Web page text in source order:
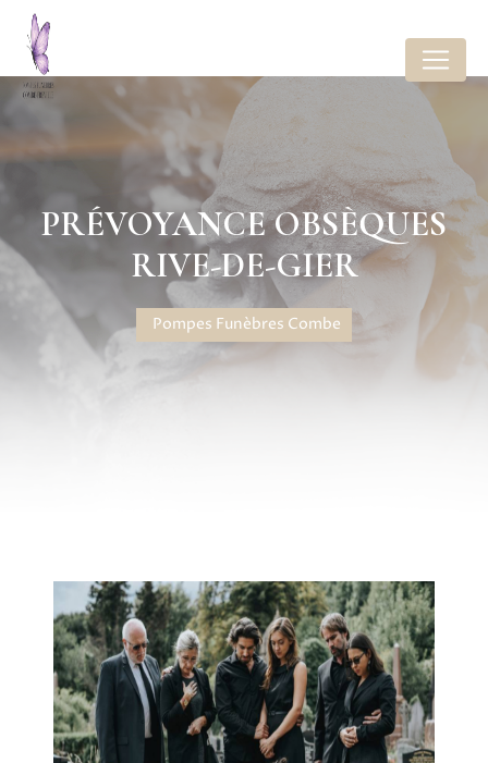
PRÉVOYANCE OBSÈQUES
RIVE-DE-GIER
Pompes Funèbres Combe
Panneau de gestion des cookies